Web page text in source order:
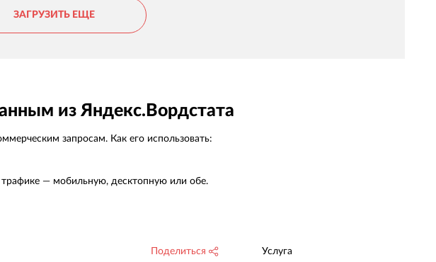
ЗАГРУЗИТЬ ЕЩЕ
из Яндекс.Вордстата
запросам. Как его использовать:
трафике — мобильную, десктопную или обе.
Поделиться Услуга